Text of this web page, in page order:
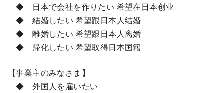
◆ 日本で会社を作りたい 希望在日本创业
◆ 結婚したい 希望跟日本人结婚
◆ 離婚したい 希望跟日本人离婚
◆ 帰化したい 希望取得日本国籍
【事業主のみなさま】
◆ 外国人を雇いたい